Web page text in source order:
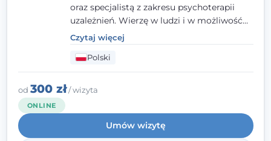
oraz specjalistą z zakresu psychoterapii
uzależnień. Wierzę w ludzi i w możliwość
wprowadzenia zmian w ich życiu. Bardzo
często przekonuje się o tym, że każdy z nas,
w tym Ty i ja, ma wpływ na swoje
szczęście. Należy uwierzyć w siebie i działać
w obranym kierunku.
Czytaj więcej
Polski
od 300 zł/ wizyta
ONLINE
Umów wizytę